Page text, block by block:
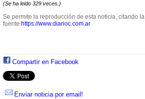
(Se ha leido 329 veces.)
Se permite la reproducción de esta noticia, citando la
fuente https://www.diarioc.com.ar
Compartir en Facebook
Enviar noticia por email!